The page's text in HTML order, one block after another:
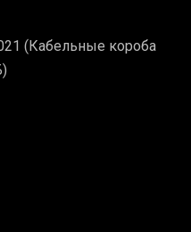
(Кабельные короба